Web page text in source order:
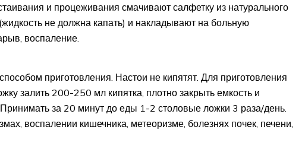
и процеживания смачивают салфетку из натурального
не должна капать) и накладывают на больную
воспаление.
приготовления. Настои не кипятят. Для приготовления
залить 200-250 мл кипятка, плотно закрыть емкость и
за 20 минут до еды 1-2 столовые ложки 3 раза/день.
воспалении кишечника, метеоризме, болезнях почек, печени,